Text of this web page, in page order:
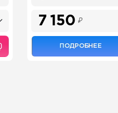
7 150 ₽
ПОДРОБНЕЕ